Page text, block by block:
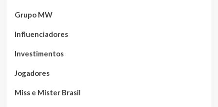
Grupo MW
Influenciadores
Investimentos
Jogadores
Miss e Mister Brasil